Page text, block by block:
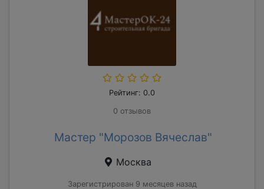
Рейтинг: 0.0
0 отзывов
Мастер "Морозов Вячеслав"
Москва
Зарегистрирован 9 месяцев назад